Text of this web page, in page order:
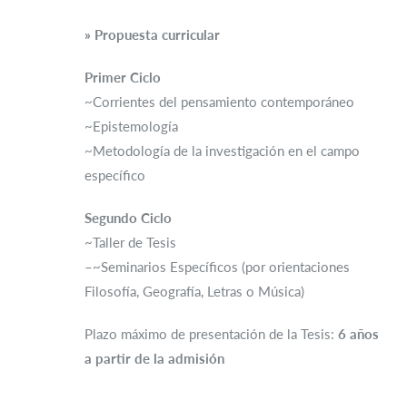
» Propuesta curricular
Primer Ciclo
~Corrientes del pensamiento contemporáneo
~Epistemología
~Metodología de la investigación en el campo
específico
Segundo Ciclo
~Taller de Tesis
–~Seminarios Específicos (por orientaciones
Filosofía, Geografía, Letras o Música)
Plazo máximo de presentación de la Tesis: 6 años
a partir de la admisión